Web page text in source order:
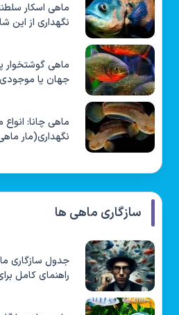
ماهی اسکار
نگهداری از این
ماهی گوشتخوار
جهان یا
ماهی چانا:
نگهداری(مار
سازگاری ماهی ها
جدول سازگاری
راهنمای کامل